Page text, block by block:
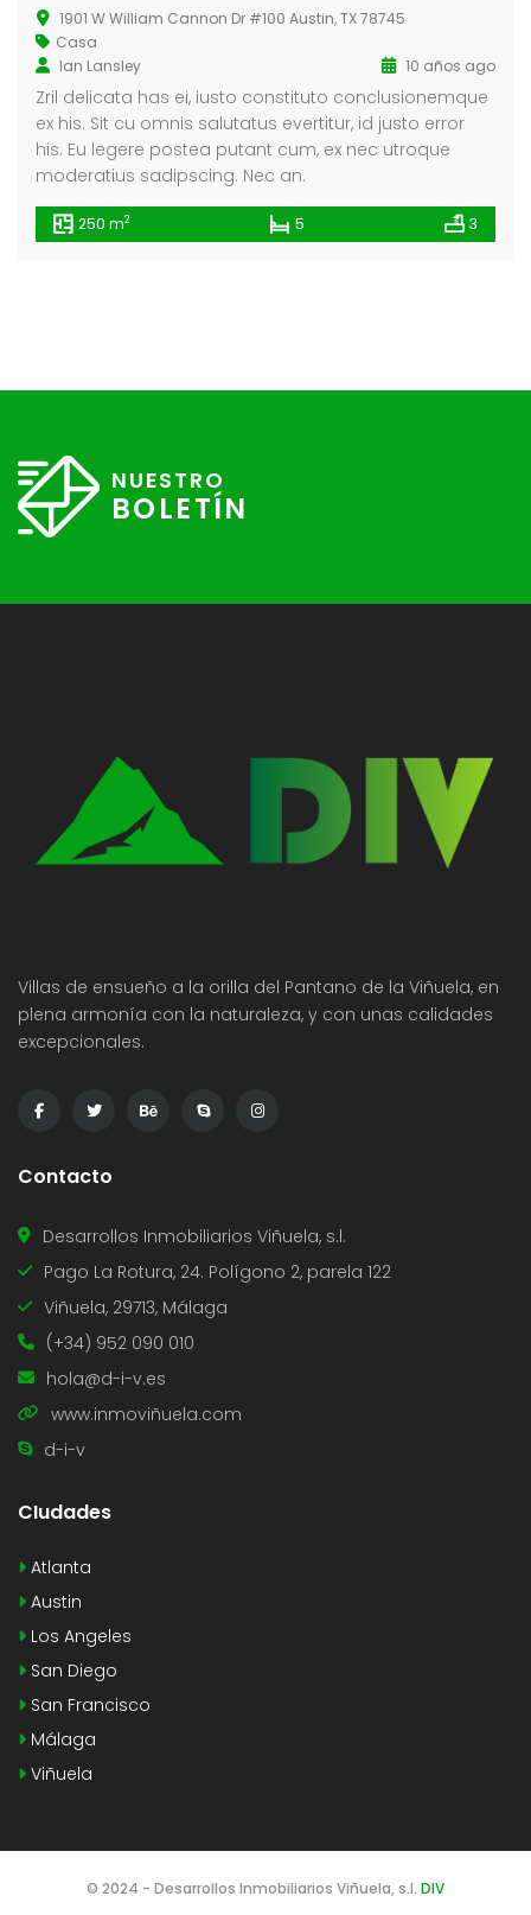
1901 W William Cannon Dr #100 Austin, TX 78745
Casa
Ian Lansley
10 años ago
Zril delicata has ei, iusto constituto conclusionemque
ex his. Sit cu omnis salutatus evertitur, id justo error
his. Eu legere postea putant cum, ex nec utroque
moderatius sadipscing. Nec an.
250 m2 5 3
NUESTRO
BOLETÍN
Villas de ensueño a la orilla del Pantano de la Viñuela, en
plena armonía con la naturaleza, y con unas calidades
excepcionales.
Contacto
Desarrollos Inmobiliarios Viñuela, s.l.
Pago La Rotura, 24. Polígono 2, parela 122
Viñuela, 29713, Málaga
(+34) 952 090 010
hola@d-i-v.es
www.inmoviñuela.com
d-i-v
CIudades
Atlanta
Austin
Los Angeles
San Diego
San Francisco
Málaga
Viñuela
© 2024 - Desarrollos Inmobiliarios Viñuela, s.l. DIV